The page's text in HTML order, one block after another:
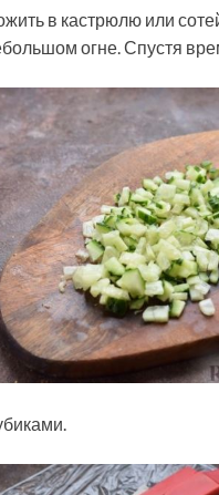
в кастрюлю или
огне. Спустя